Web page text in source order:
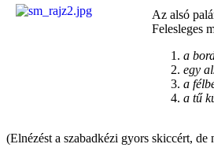
Az alsó
Felesleges
a
egy
a
a tű
(Elnézést a szabadkézi gyors skiccért,